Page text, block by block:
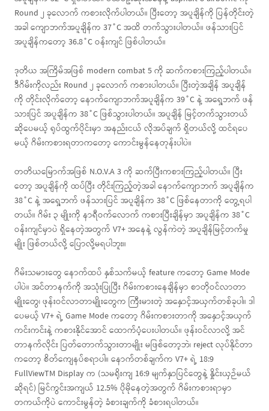
Round ၂ ခုလောက် ကစားလိုက်ပါတယ်။ ပြီးတော့ အပူချိန်ကို ပြန်တိုင်းတဲ့
အခါ ကျောဘက်အပူချိန်က 37˚C အထိ တက်သွားပါတယ်။ ဖန်သားပြင်
အပူချိန်ကတော့ 36.8˚C ဝန်းကျင် ဖြစ်ပါတယ်။
ဒုတိယ အကြိမ်အဖြစ် modern combat 5 ကို ဆက်ကစားကြည့်ပါတယ်။
ဒီဂိမ်းကိုလည်း Round ၂ ခုလောက် ကစားပါတယ်။ ပြီးတဲ့အချိန် အပူချိန်
ကို တိုင်းလိုက်တော့ နောက်ကျောဘက်အပူချိန်က 39˚C နဲ့ အရှေ့ဘက် ဖန်
သားပြင် အပူချိန်က 38˚C ဖြစ်သွားပါတယ်။ အပူချိန် မြင့်တက်သွားတယ်
ဆိုပေမယ့် ရုပ်ထွက်ပိုင်းမှာ အနည်းငယ် လိုအပ်ချက် ရှိတယ်လို့ ထင်ရပေ
မယ့် ဂိမ်းကစားရတာကတော့ ကောင်းမွန်နေတုန်းပါပဲ။
တတိယမြောက်အဖြစ် N.O.V.A 3 ကို ဆက်ပြီးကစားကြည့်ပါတယ်။ ပြီး
တော့ အပူချိန်ကို ထပ်ပြီး တိုင်းကြည့်တဲ့အခါ နောက်ကျောဘက် အပူချိန်က
38˚C နဲ့ အရှေ့ဘက် ဖန်သားပြင် အပူချိန်က 38˚C ဖြစ်နေတာကို တွေ့ရပါ
တယ်။ ဂိမ်း ၃ မျိုးကို နာရီဝက်လောက် ကစားပြီးချိန်မှာ အပူချိန်က 38˚C
ဝန်းကျင်မှာပဲ ရှိနေတဲ့အတွက် V7+ အနေနဲ့ လွန်ကဲတဲ့ အပူချိန်မြင့်တက်မှု
မျိုး ဖြစ်တယ်လို့ ပြောလို့မရပါဘူး။
ဂိမ်းသမားတွေ နောက်ထပ် နှစ်သက်မယ့် feature ကတော့ Game Mode
ပါပဲ။ အင်တာနက်ကို အသုံးပြုပြီး ဂိမ်းကစားနေချိန်မှာ စာတိုဝင်လာတာ
မျိုးတွေ၊ ဖုန်းဝင်လာတာမျိုးတွေက ကြီးမားတဲ့ အနှောင့်အယှက်တစ်ခုပါ။ ဒါ
ပေမယ့် V7+ ရဲ့ Game Mode ကတော့ ဂိမ်းကစားတာကို အနှောင့်အယှက်
ကင်းကင်းနဲ့ ကစားနိုင်အောင် ထောက်ပံ့ပေးပါတယ်။ ဖုန်းဝင်လာလို့ အင်
တာနက်လိုင်း ပြတ်တောက်သွားတာမျိုး မဖြစ်တော့ဘဲ၊ reject လုပ်နိုင်တာ
ကတော့ စိတ်ကျေနပ်စရာပါ။ နောက်တစ်ချက်က V7+ ရဲ့ 18:9
FullViewTM Display က (သမရိုးကျ 16:9 မျက်နှာပြင်တွေနဲ့ နှိုင်းယှဉ်မယ်
ဆိုရင်) မြင်ကွင်းအကျယ် 12.5% ပိုမိုနေတဲ့အတွက် ဂိမ်းကစားရာမှာ
တကယ်ကိုပဲ ကောင်းမွန်တဲ့ ခံစားချက်ကို ခံစားရပါတယ်။